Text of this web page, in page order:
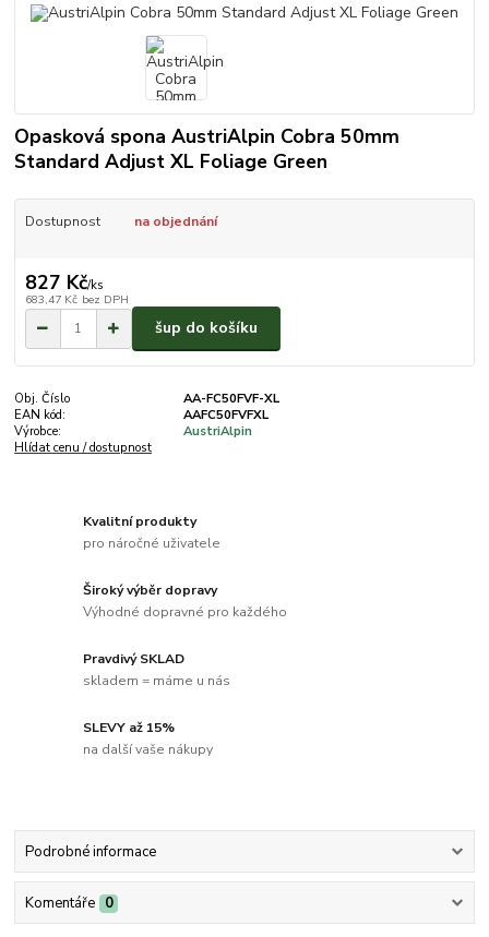
Opasková spona AustriAlpin Cobra 50mm
Standard Adjust XL Foliage Green
Dostupnost na objednání
827 Kč/ks
683,47 Kč bez DPH
šup do košíku
Obj. Číslo
AA-FC50FVF-XL
EAN kód:
AAFC50FVFXL
Výrobce:
AustriAlpin
Hlídat cenu / dostupnost
Kvalitní produkty
pro náročné uživatele
Široký výběr dopravy
Výhodné dopravné pro každého
Pravdivý SKLAD
skladem = máme u nás
SLEVY až 15%
na další vaše nákupy
Podrobné informace
Komentáře 0